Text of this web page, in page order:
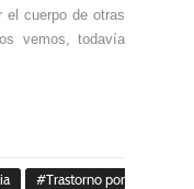
el cuerpo de otras
vemos, todavía
Trastorno por